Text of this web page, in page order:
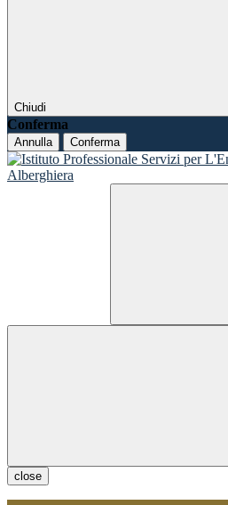
Chiudi
Conferma
Annulla Conferma
close